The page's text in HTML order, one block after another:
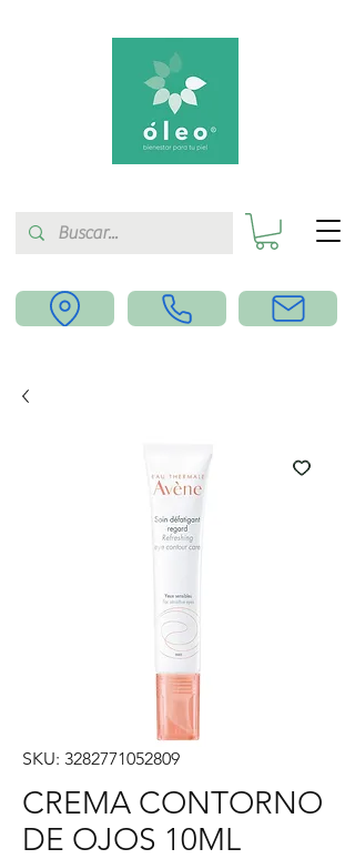
SKU: 3282771052809
CREMA CONTORNO
DE OJOS 10ML